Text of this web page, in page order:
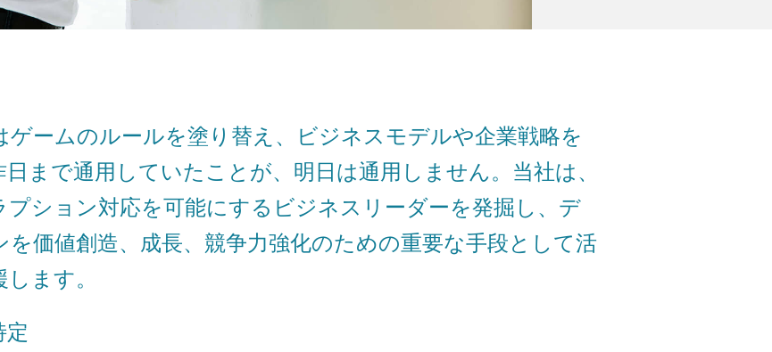
ームのルールを塗り替え、ビジネスモデルや企業戦略を
まで通用していたことが、明日は通用しません。当社は、
ション対応を可能にするビジネスリーダーを発掘し、デ
価値創造、成長、競争力強化のための重要な手段として活
ます。
定